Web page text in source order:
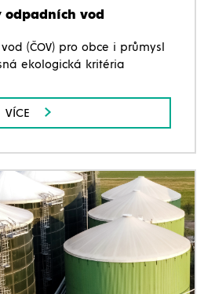
odpadních vod
(ČOV) pro obce i průmysl
ekologická kritéria
VÍCE